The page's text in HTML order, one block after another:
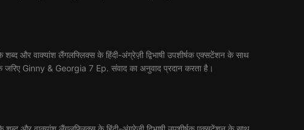
और वाक्यांश लैंगलफ्लिक्स के हिंदी-अंग्रेज़ी द्विभाषी उपशीर्षक एक्सटेंशन के साथ
जरिए Ginny & Georgia 7 Ep. संवाद का अनुवाद प्रदान करता है।